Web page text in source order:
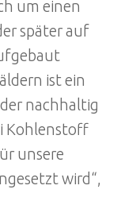
um einen
später auf
ist ein
nachhaltig
Kohlenstoff
unsere
wird“,